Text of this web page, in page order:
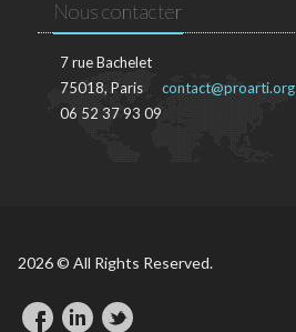
Nous contacter
7 rue Bachelet
75018, Paris
06 52 37 93 09
contact@proarti.org
2026 © All Rights Reserved.